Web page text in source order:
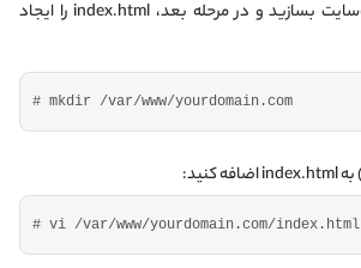
2. دایرکتوری‌ای برای وب‌سایت بسازید و در مرحله بعد، index.html را ایجاد
# mkdir /var/www/yourdomain.com
# vi /var/www/yourdomain.com/index.html